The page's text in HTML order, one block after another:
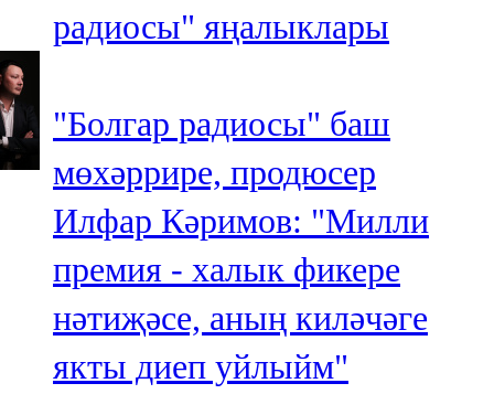
радиосы" яңалыклары
"Болгар радиосы" баш
мөхәррире, продюсер
Илфар Кәримов: "Милли
премия - халык фикере
нәтиҗәсе, аның киләчәге
якты диеп уйлыйм"